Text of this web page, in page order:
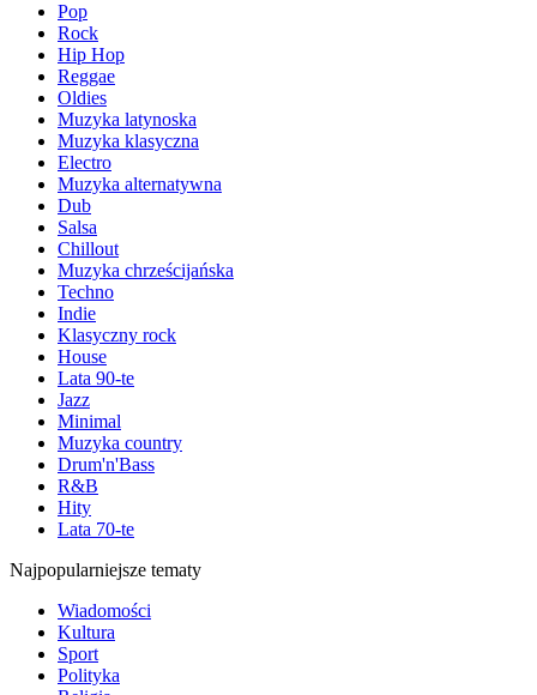
Pop
Rock
Hip Hop
Reggae
Oldies
Muzyka latynoska
Muzyka klasyczna
Electro
Muzyka alternatywna
Dub
Salsa
Chillout
Muzyka chrześcijańska
Techno
Indie
Klasyczny rock
House
Lata 90-te
Jazz
Minimal
Muzyka country
Drum'n'Bass
R&B
Hity
Lata 70-te
Najpopularniejsze tematy
Wiadomości
Kultura
Sport
Polityka